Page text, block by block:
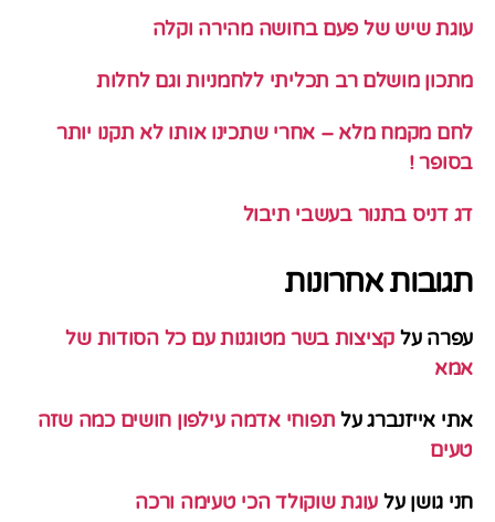
עוגת שיש של פעם בחושה מהירה וקלה
מתכון מושלם רב תכליתי ללחמניות וגם לחלות
לחם מקמח מלא – אחרי שתכינו אותו לא תקנו יותר
בסופר !
דג דניס בתנור בעשבי תיבול
תגובות אחרונות
עפרה על קציצות בשר מטוגנות עם כל הסודות של
אמא
אתי אייזנברגעל תפוחי אדמה עילפון חושים כמה שזה
טעים
חני גושן על עוגת שוקולד הכי טעימה ורכה